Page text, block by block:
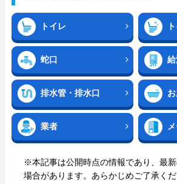
トイレ
蛇口
排水管・排水口
業者
※本記事は公開時点の情報であり、最
場合があります。あらかじめご了承くだ